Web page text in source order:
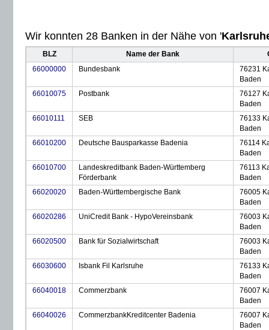
Wir konnten 28 Banken in der Nähe von '
BLZ Name der Bank
66000000
Bundesbank
76231
Baden
66010075
Postbank
76127
Baden
66010111
SEB
76133
Baden
66010200
Deutsche Bausparkasse Badenia
76114
Baden
66010700
Landeskreditbank Baden-Württemberg
Förderbank
76113
Baden
66020020
Baden-Württembergische Bank
76005
Baden
66020286
UniCredit Bank - HypoVereinsbank
76003
Baden
66020500
Bank für Sozialwirtschaft
76003
Baden
66030600
Isbank Fil Karlsruhe
76133
Baden
66040018
Commerzbank
76007
Baden
66040026
CommerzbankKreditcenter Badenia
76007
Baden